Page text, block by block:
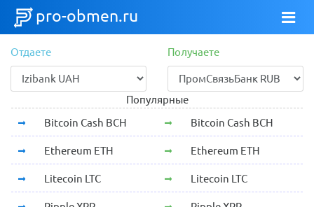
pro-obmen.ru
Отдаете Получаете
Популярные
Bitcoin Cash BCH
Bitcoin Cash BCH
Ethereum ETH Ethereum ETH
Litecoin LTC Litecoin LTC